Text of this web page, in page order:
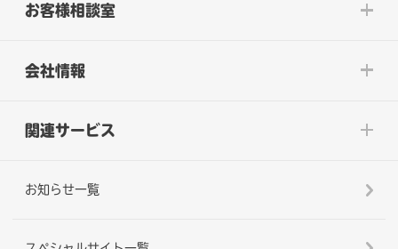
お客様相談室
会社情報
関連サービス
お知らせ一覧